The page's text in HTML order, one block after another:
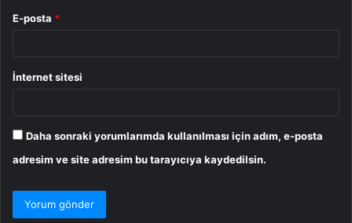
E-posta *
İnternet sitesi
Daha sonraki yorumlarımda kullanılması için adım, e-posta
adresim ve site adresim bu tarayıcıya kaydedilsin.